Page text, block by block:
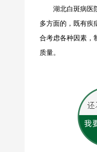
湖北白斑病医院
多方面的，既有疾
合考虑各种因素，
质量。